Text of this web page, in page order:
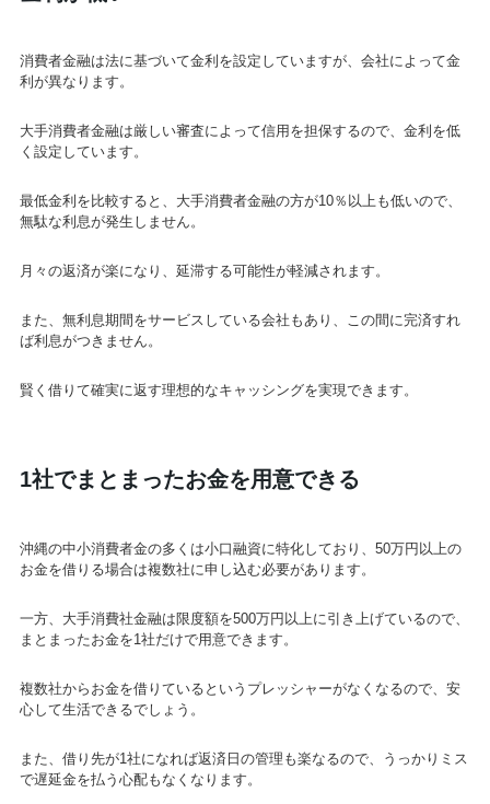
消費者金融は法に基づいて金利を設定していますが、会社によって金
利が異なります。
大手消費者金融は厳しい審査によって信用を担保するので、金利を低
く設定しています。
最低金利を比較すると、大手消費者金融の方が10％以上も低いので、
無駄な利息が発生しません。
月々の返済が楽になり、延滞する可能性が軽減されます。
また、無利息期間をサービスしている会社もあり、この間に完済すれ
ば利息がつきません。
賢く借りて確実に返す理想的なキャッシングを実現できます。
1社でまとまったお金を用意できる
沖縄の中小消費者金の多くは小口融資に特化しており、50万円以上の
お金を借りる場合は複数社に申し込む必要があります。
一方、大手消費社金融は限度額を500万円以上に引き上げているので、
まとまったお金を1社だけで用意できます。
複数社からお金を借りているというプレッシャーがなくなるので、安
心して生活できるでしょう。
また、借り先が1社になれば返済日の管理も楽なるので、うっかりミス
で遅延金を払う心配もなくなります。